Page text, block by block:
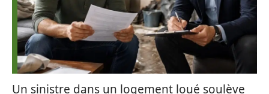
Un sinistre dans un logement loué soulève